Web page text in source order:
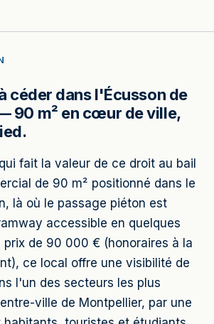
céder dans l'Écusson de
90 m² en cœur de ville,
fait la valeur de ce droit au bail
de 90 m² positionné dans le
là où le passage piéton est
accessible en quelques
prix de 90 000 € (honoraires à la
ce local offre une visibilité de
l'un des secteurs les plus
ville de Montpellier, par une